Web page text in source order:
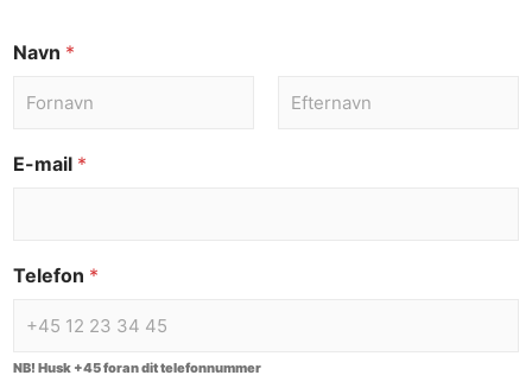
Navn *
E-mail *
Telefon *
NB! Husk +45 foran dit telefonnummer